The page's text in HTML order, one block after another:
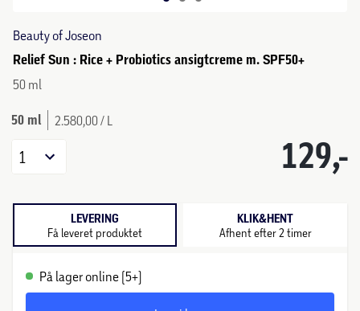
Beauty of Joseon
Relief Sun : Rice + Probiotics ansigtcreme m. SPF50+
50 ml
50 ml 2.580,00 / L
129,-
1
LEVERING
Få leveret produktet
KLIK&HENT
Afhent efter 2 timer
På lager online (5+)